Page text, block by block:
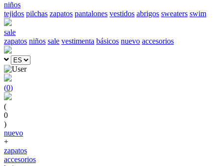
niños
tejidos pilchas zapatos pantalones vestidos abrigos sweaters swim
sale
zapatos niños sale vestimenta básicos nuevo accesorios
(0)
(
0
)
nuevo
+
zapatos
accesorios